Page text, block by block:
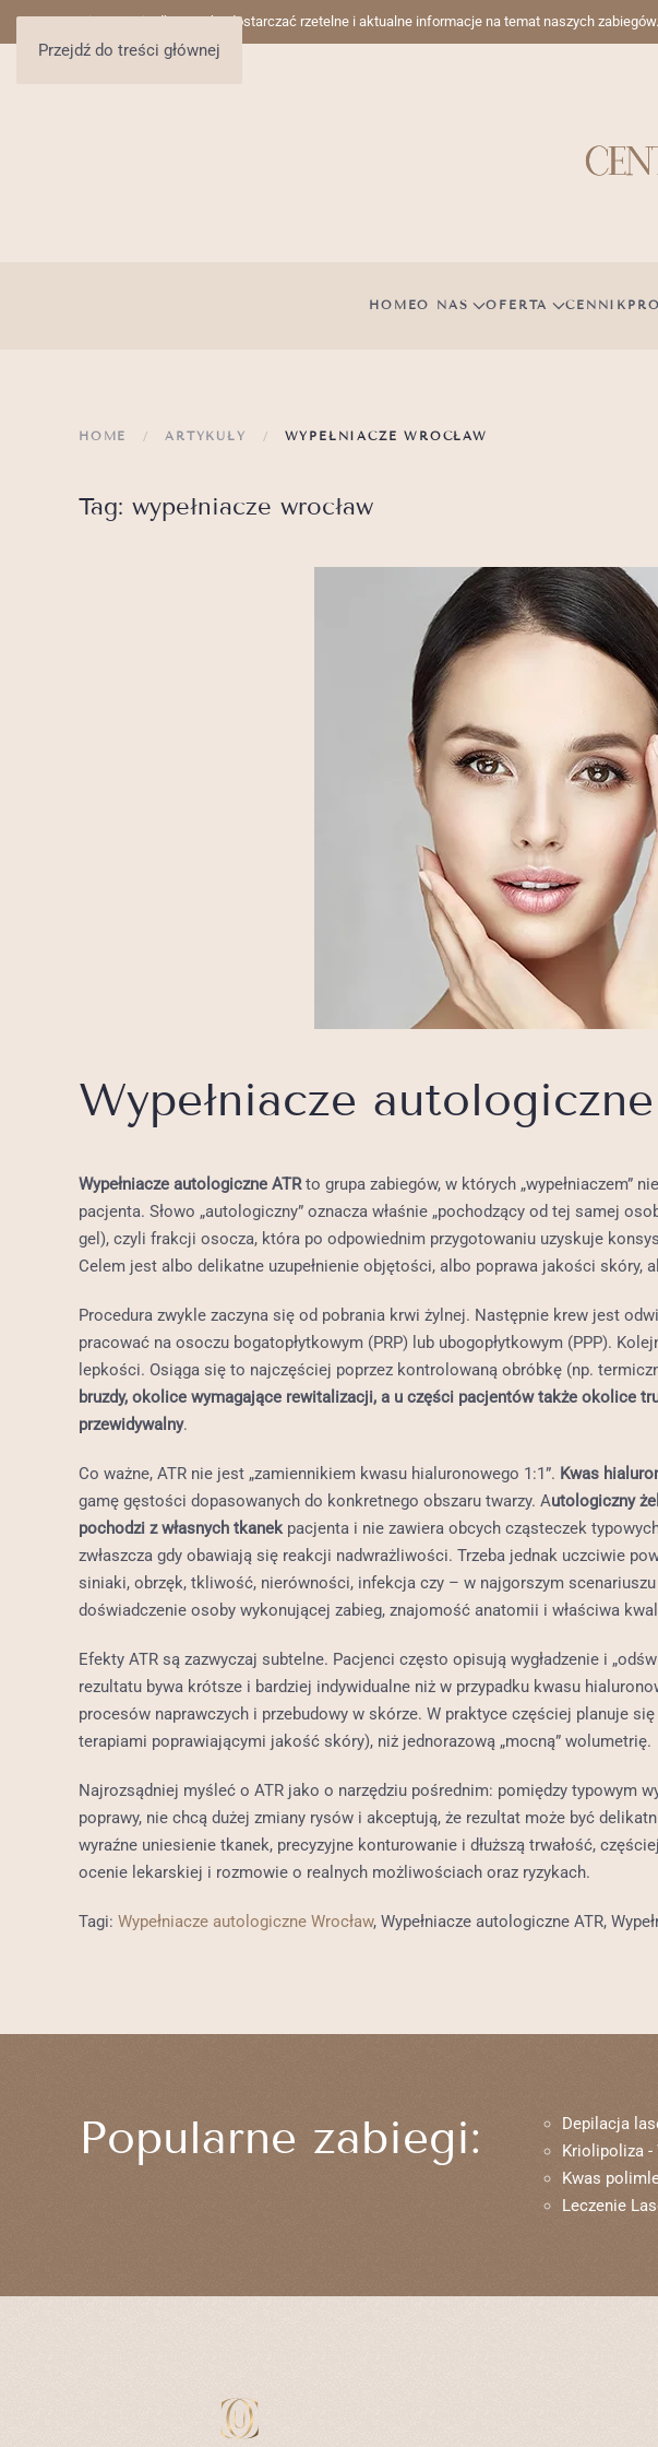
Przejdź do treści głównej
Nieustannie dbamy, aby dostarczać rzetelne i aktualne informacje na temat naszych
HOMEO NAS OFERTA CENNIK
HOME ARTYKUŁY WYPEŁNIACZE WROCŁAW
Tag: wypełniacze wrocław
Wypełniacze
Wypełniacze autologiczne ATRto grupa zabiegów, w których „wypełniaczem”
pacjenta. Słowo „autologiczny” oznacza właśnie „pochodzący od tej samej
gel), czyli frakcji osocza, która po odpowiednim przygotowaniu uzyskuje
Celem jest albo delikatne uzupełnienie objętości, albo poprawa jakości skóry,
Procedura zwykle zaczyna się od pobrania krwi żylnej. Następnie krew jest
pracować na osoczu bogatopłytkowym (PRP) lub ubogopłytkowym (PPP).
lepkości. Osiąga się to najczęściej poprzez kontrolowaną obróbkę (np.
bruzdy, okolice wymagające rewitalizacji, a u części pacjentów także okolice
przewidywalny.
Co ważne, ATR nie jest „zamiennikiem kwasu hialuronowego 1:1”. Kwas
gamę gęstości dopasowanych do konkretnego obszaru twarzy. Autologiczny
pochodzi z własnych tkanekpacjenta i nie zawiera obcych cząsteczek
zwłaszcza gdy obawiają się reakcji nadwrażliwości. Trzeba jednak uczciwie
siniaki, obrzęk, tkliwość, nierówności, infekcja czy – w najgorszym
doświadczenie osoby wykonującej zabieg, znajomość anatomii i właściwa
Efekty ATR są zazwyczaj subtelne. Pacjenci często opisują wygładzenie i
rezultatu bywa krótsze i bardziej indywidualne niż w przypadku kwasu
procesów naprawczych i przebudowy w skórze. W praktyce częściej planuje
terapiami poprawiającymi jakość skóry), niż jednorazową „mocną” wolumetrię.
Najrozsądniej myśleć o ATR jako o narzędziu pośrednim: pomiędzy typowym
poprawy, nie chcą dużej zmiany rysów i akceptują, że rezultat może być
wyraźne uniesienie tkanek, precyzyjne konturowanie i dłuższą trwałość,
ocenie lekarskiej i rozmowie o realnych możliwościach oraz ryzykach.
Tagi: Wypełniacze autologiczne Wrocław, Wypełniacze autologiczne ATR,
Popularne zabiegi:
Depilacja
Kriolipoliza -
Kwas
Leczenie